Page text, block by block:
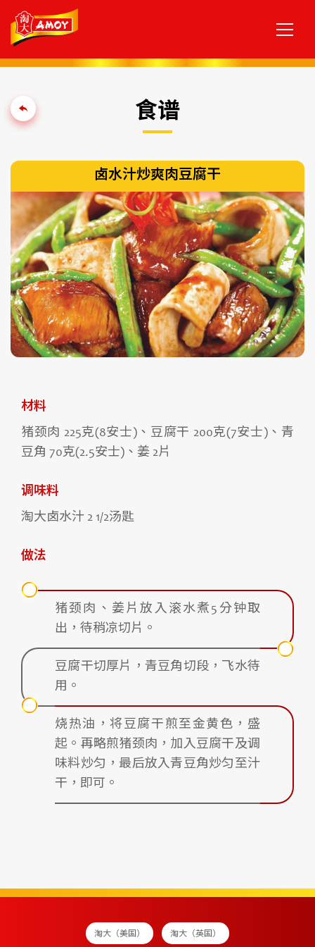
食谱
卤水汁炒爽肉豆腐干
材料
猪颈肉 225克(8安士)、豆腐干 200克(7安士)、青
豆角 70克(2.5安士)、姜 2片
调味料
淘大卤水汁 2 1/2汤匙
做法
猪颈肉、姜片放入滚水煮5分钟取
出，待稍凉切片。
豆腐干切厚片，青豆角切段，飞水待
用。
烧热油，将豆腐干煎至金黄色，盛
起。再略煎猪颈肉，加入豆腐干及调
味料炒匀，最后放入青豆角炒匀至汁
干，即可。
淘大（美国） 淘大（英国）